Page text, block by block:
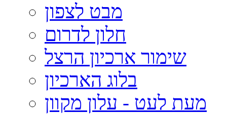
מבט לצפון
חלון לדרום
שימור ארכיון הרצל
בלוג הארכיון
מעת לעט - עלון מקוון